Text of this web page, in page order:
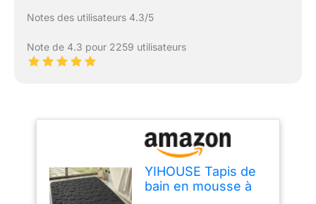
Notes des utilisateurs 4.3/5
Note de 4.3 pour 2259 utilisateurs
YIHOUSE Tapis de
bain en mousse à